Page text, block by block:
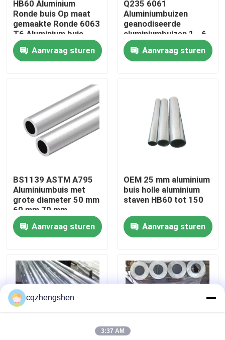
Thuis
Videos
Over ons
Fabrieksreis
Kwaliteitscontrole
Contacteer ons
nieuws
Vraag een offerte aan
HB60 Aluminium
Ronde buis Op maat
gemaakte Ronde 6063
T6 Aluminium buis
ODM
Aanvraag sturen
Q235 6061
Aluminiumbuizen
geanodiseerde
aluminiumbuizen 1 - 6
m
Aanvraag sturen
BS1139 ASTM A795
Aluminiumbuis met
grote diameter 50 mm
60 mm 70 mm
Aanvraag sturen
OEM 25 mm aluminium
buis holle aluminium
staven HB60 tot 150
Aanvraag sturen
cqzhengshen
3:37 AM